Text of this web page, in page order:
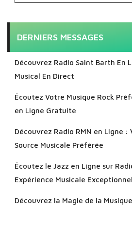
DERNIERS MESSAGES
Découvrez Radio Saint Barth En
Musical En Direct
Écoutez Votre Musique Rock
en Ligne Gratuite
Découvrez Radio RMN en Ligne :
Source Musicale Préférée
Écoutez le Jazz en Ligne sur
Expérience Musicale
Découvrez la Magie de la